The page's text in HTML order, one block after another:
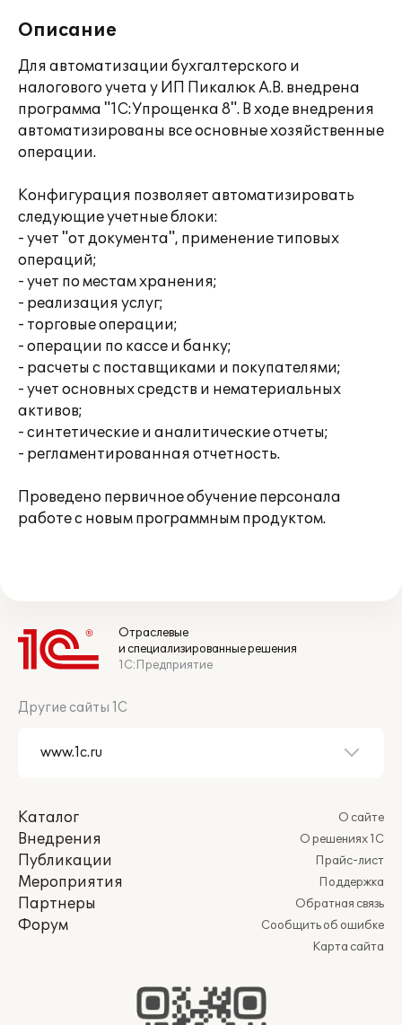
Описание
Для автоматизации бухгалтерского и
налогового учета у ИП Пикалюк А.В. внедрена
программа "1С:Упрощенка 8". В ходе внедрения
автоматизированы все основные хозяйственные
операции.
Конфигурация позволяет автоматизировать
следующие учетные блоки:
- учет "от документа", применение типовых
операций;
- учет по местам хранения;
- реализация услуг;
- торговые операции;
- операции по кассе и банку;
- расчеты с поставщиками и покупателями;
- учет основных средств и нематериальных
активов;
- синтетические и аналитические отчеты;
- регламентированная отчетность.
Проведено первичное обучение персонала
работе с новым программным продуктом.
Отраслевые
и специализированные решения
1С:Предприятие
Другие сайты 1С
Каталог
Внедрения
Публикации
Мероприятия
Партнеры
Форум
О сайте
О решениях 1С
Прайс-лист
Поддержка
Обратная связь
Сообщить об ошибке
Карта сайта